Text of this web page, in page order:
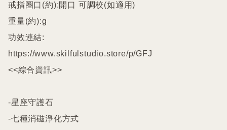
戒指圈口(約):開口 可調校(如適用)
重量(約):g
功效連結:
https://www.skilfulstudio.store/p/GFJ
<<綜合資訊>>
-星座守護石
-七種消磁淨化方式